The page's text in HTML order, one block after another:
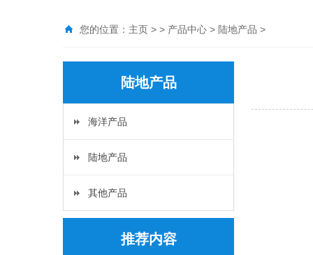
您的位置： 主页 > > 产品中心 > 陆地产品 >
陆地产品
海洋产品
陆地产品
其他产品
推荐内容